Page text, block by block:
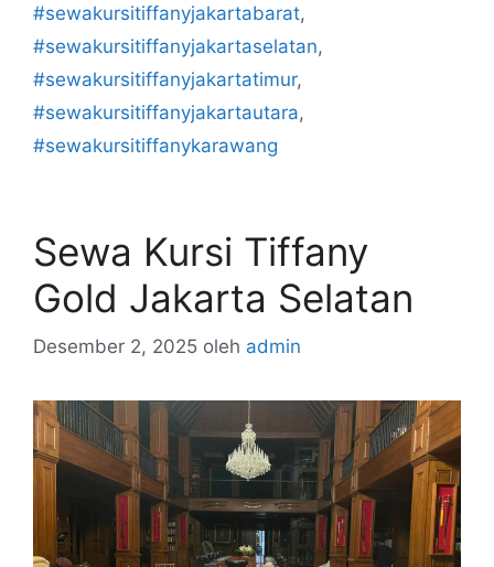
#sewakursitiffanyjakartabarat,
#sewakursitiffanyjakartaselatan,
#sewakursitiffanyjakartatimur,
#sewakursitiffanyjakartautara,
#sewakursitiffanykarawang
Sewa Kursi Tiffany
Gold Jakarta Selatan
Desember 2, 2025 oleh admin